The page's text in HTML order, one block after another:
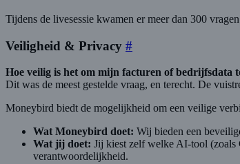
Tijdens de livesessie kwamen er meer dan 300
Veiligheid & Privacy #
Hoe veilig is het om mijn facturen of bedrijfsdata
Dit was de meest gestelde vraag, en terecht. De
Moneybird biedt de mogelijkheid om een veilige
Wat Moneybird doet: Wij bieden een
Wat jij doet: Jij kiest zelf welke AI-tool (zoals
verantwoordelijkheid.